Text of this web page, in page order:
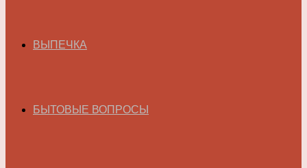
ВЫПЕЧКА
БЫТОВЫЕ ВОПРОСЫ